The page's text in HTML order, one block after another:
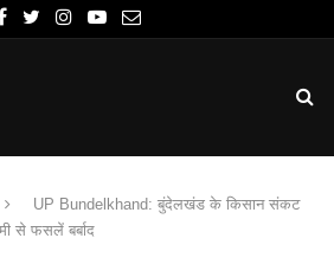
UP Bundelkhand: बुंदेलखंड के किसान संकट
से फसलें बर्बाद